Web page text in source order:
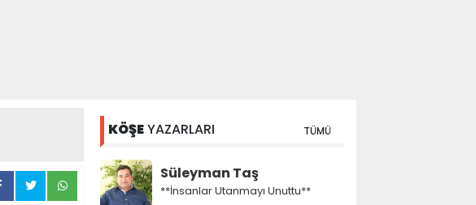
KÖŞEYAZARLARI TÜMÜ
Süleyman Taş
**İnsanlar Utanmayı Unuttu**